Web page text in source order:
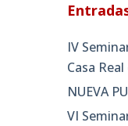
IV
Casa
NUEVA
VI